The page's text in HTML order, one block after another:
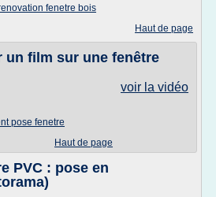
fenetre bois
Haut de page
un film sur une fenêtre
voir la vidéo
pose fenetre
Haut de page
PVC : pose en